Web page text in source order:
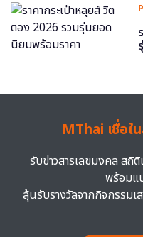
MThai เชื่อใ
รับข่าวสารเลขมงคล สถิ
พร้อมแ
ลุ้นรับรางวัลจากกิจกรรม